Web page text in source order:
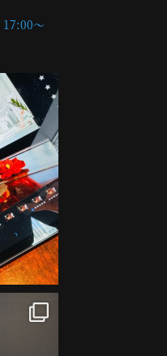
17:00〜